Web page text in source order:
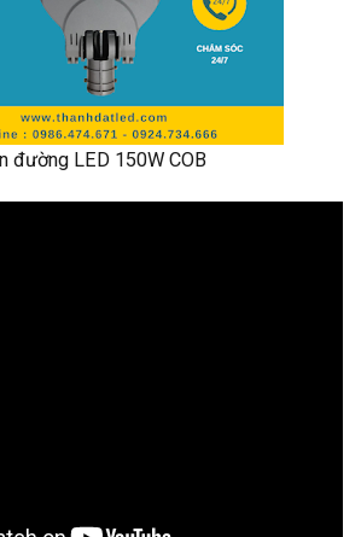
đường LED 150W COB